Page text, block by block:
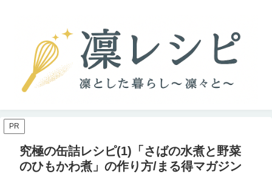
PR
究極の缶詰レシピ(1)「さばの水煮と野菜
のひもかわ煮」の作り方/まる得マガジン